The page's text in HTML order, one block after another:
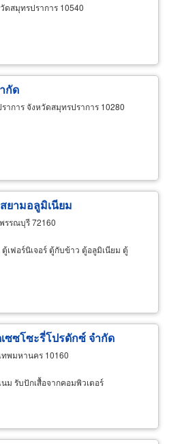
ดสมุทรปราการ 10540
กัด
าการ จังหวัดสมุทรปราการ 10280
ยามอลูมิเนียม
รรณบุรี 72160
เฟอร์นิเจอร์ ตู้กับข้าว ตู้อลูมิเนียม ตู้
ซซโซะรี่โปรดักซ์ จำกัด
ทพมหานคร 10160
ม รับปักเสื้อจากคอมพิวเตอร์